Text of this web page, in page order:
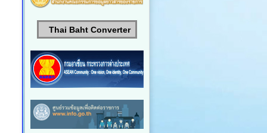
Thai Baht Converter